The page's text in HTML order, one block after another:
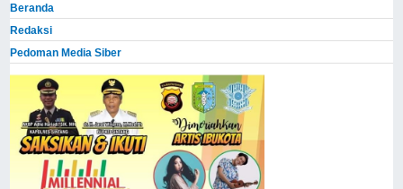
Beranda
Redaksi
Pedoman Media Siber